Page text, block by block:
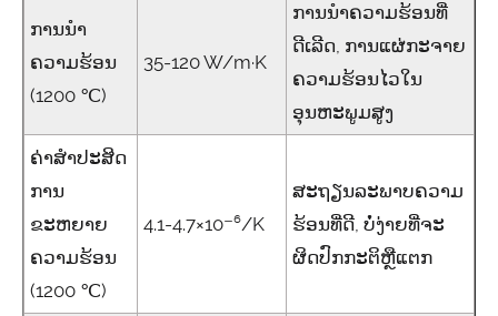
ການນໍາ
ຄວາມຮ້ອນ
(1200 ℃)
35-120 W/m·K
ການນໍາຄວາມຮ້ອນທີ່
ດີເລີດ, ການແຜ່ກະຈາຍ
ຄວາມຮ້ອນໄວໃນ
ອຸນຫະພູມສູງ
ຄ່າສໍາປະສິດ
ການ
ຂະຫຍາຍ
ຄວາມຮ້ອນ
(1200 ℃)
4.1-4.7×10⁻⁶/K
ສະຖຽນລະພາບຄວາມ
ຮ້ອນທີ່ດີ, ບໍ່ງ່າຍທີ່ຈະ
ຜິດປົກກະຕິຫຼືແຕກ